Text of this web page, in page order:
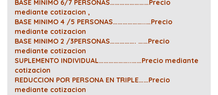
BASE MINIMO 6/7 PERSONAS……………………Precio
mediante cotizacion ,
BASE MINIMO 4 /5 PERSONAS………………..…Precio
mediante cotizacion
BASE MINIMO 2 /3PERSONAS……………. ……Precio
mediante cotizacion
SUPLEMENTO INDIVIDUAL………………..……Precio mediante
cotizacion
REDUCCION POR PERSONA EN TRIPLE……Precio
mediante cotizacion